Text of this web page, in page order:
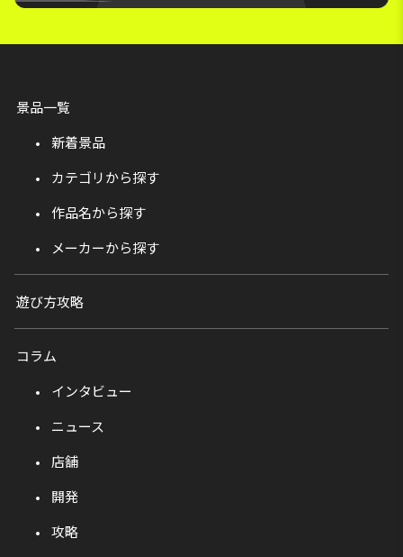
景品一覧
新着景品
カテゴリから探す
作品名から探す
メーカーから探す
遊び方攻略
コラム
インタビュー
ニュース
店舗
開発
攻略